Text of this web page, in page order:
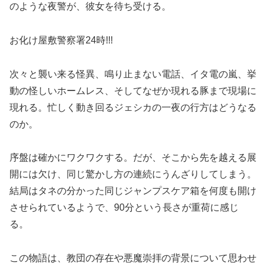
のような夜警が、彼女を待ち受ける。
お化け屋敷警察署24時!!!
次々と襲い来る怪異、鳴り止まない電話、イタ電の嵐、挙
動の怪しいホームレス、そしてなぜか現れる豚まで現場に
現れる。忙しく動き回るジェシカの一夜の行方はどうなる
のか。
序盤は確かにワクワクする。だが、そこから先を越える展
開には欠け、同じ驚かし方の連続にうんざりしてしまう。
結局はタネの分かった同じジャンプスケア箱を何度も開け
させられているようで、90分という長さが重荷に感じ
る。
この物語は、教団の存在や悪魔崇拝の背景について思わせ